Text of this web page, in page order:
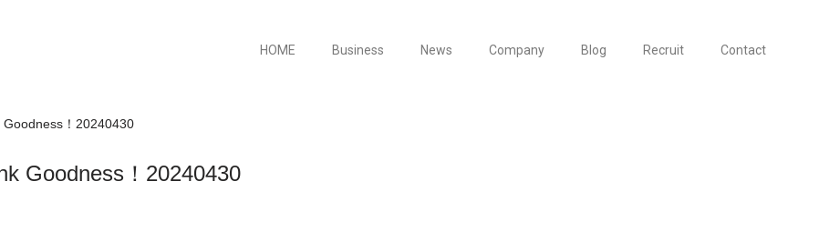
HOME Business News Company Blog Recruit Contact
Goodness！20240430
Goodness！20240430